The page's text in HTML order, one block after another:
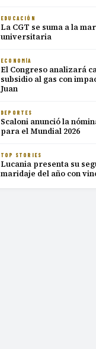
EDUCACIÓN
La CGT se suma a la
universitaria
ECONOMÍA
El Congreso analizará
subsidio al gas con
Juan
DEPORTES
Scaloni anunció la
para el Mundial 2026
TOP STORIES
Lucania presenta su
maridaje del año con